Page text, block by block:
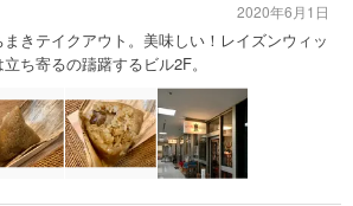
きテイクアウト。美味しい！レイズンウィッ
ち寄るの躊躇するビル2F。
2020年6月1日